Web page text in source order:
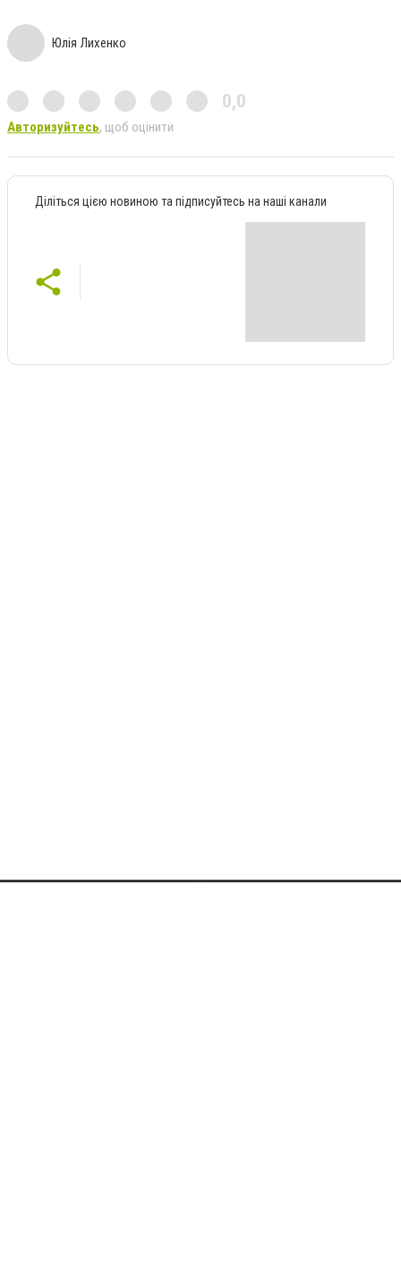
Юлія Лихенко
0,0
Авторизуйтесь, щоб оцінити
Діліться цією новиною та підписуйтесь на наші канали